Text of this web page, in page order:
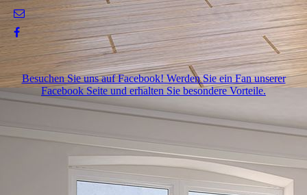
Besuchen Sie uns auf Facebook! Werden Sie ein Fan unserer
Facebook Seite und erhalten Sie besondere Vorteile.